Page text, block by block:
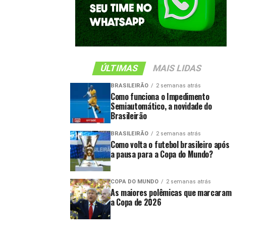
ÚLTIMAS MAIS LIDAS
BRASILEIRÃO 2 semanas atrás
Como funciona o Impedimento
Semiautomático, a novidade do
Brasileirão
BRASILEIRÃO 2 semanas atrás
Como volta o futebol brasileiro após
a pausa para a Copa do Mundo?
COPA DO MUNDO 2 semanas atrás
As maiores polêmicas que marcaram
a Copa de 2026